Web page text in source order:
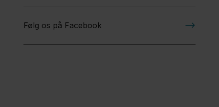
Følg os på Facebook